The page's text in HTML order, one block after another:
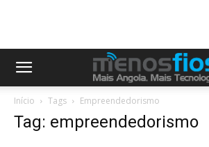
Início Tags Empreendedorismo
Tag: empreendedorismo